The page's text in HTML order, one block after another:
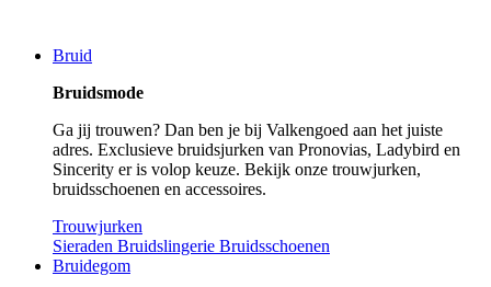
Bruid
Bruidsmode
Ga jij trouwen? Dan ben je bij Valkengoed aan het juiste
adres. Exclusieve bruidsjurken van Pronovias, Ladybird en
Sincerity er is volop keuze. Bekijk onze trouwjurken,
bruidsschoenen en accessoires.
Trouwjurken
Sieraden Bruidslingerie Bruidsschoenen
Bruidegom